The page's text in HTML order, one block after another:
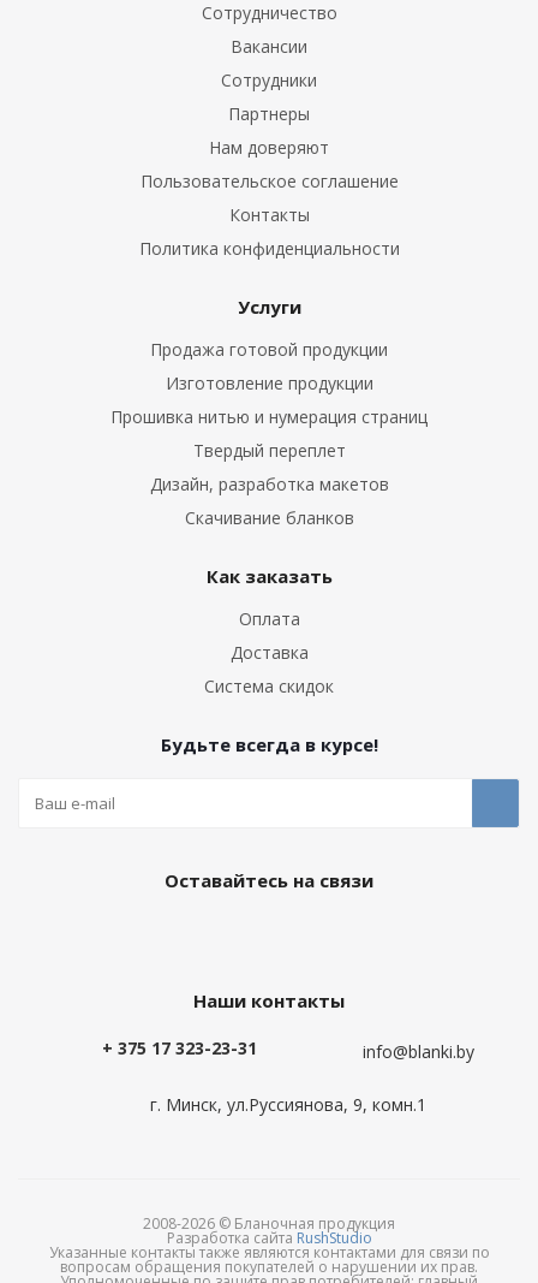
Сотрудничество
Вакансии
Сотрудники
Партнеры
Нам доверяют
Пользовательское соглашение
Контакты
Политика конфиденциальности
Услуги
Продажа готовой продукции
Изготовление продукции
Прошивка нитью и нумерация страниц
Твердый переплет
Дизайн, разработка макетов
Скачивание бланков
Как заказать
Оплата
Доставка
Система скидок
Будьте всегда в курсе!
Оставайтесь на связи
Наши контакты
+ 375 17 323-23-31 info@blanki.by
г. Минск, ул.Руссиянова, 9, комн.1
2008-2026 © Бланочная продукция
Разработка сайта RushStudio
Указанные контакты также являются контактами для связи по
вопросам обращения покупателей о нарушении их прав.